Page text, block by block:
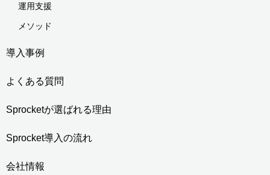
運用支援
メソッド
導入事例
よくある質問
Sprocketが選ばれる理由
Sprocket導入の流れ
会社情報